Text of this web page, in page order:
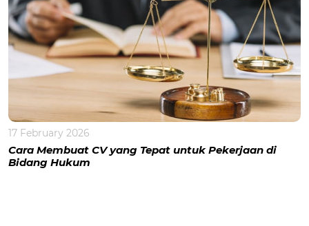
17 February 2026
Cara Membuat CV yang Tepat untuk Pekerjaan di
Bidang Hukum